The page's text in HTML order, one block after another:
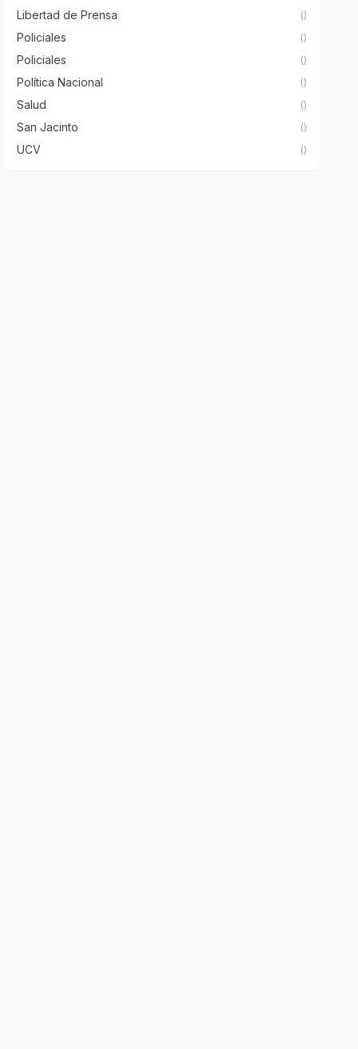
Libertad de Prensa ()
Policiales ()
Policiales ()
Política Nacional ()
Salud ()
San Jacinto ()
UCV ()